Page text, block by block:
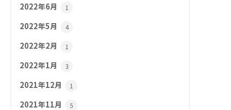
2022年6月 1
2022年5月 4
2022年2月 1
2022年1月 3
2021年12月 1
2021年11月 5